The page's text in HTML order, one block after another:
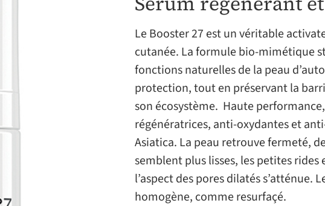
Le Booster 27 est un véritable
cutanée. La formule bio-mimétique
fonctions naturelles de la peau
protection, tout en préservant la
son écosystème. Haute
régénératrices, anti-oxydantes et
Asiatica. La peau retrouve fermeté,
semblent plus lisses, les petites rides
l’aspect des pores dilatés s’atténue.
homogène, comme resurfaçé.